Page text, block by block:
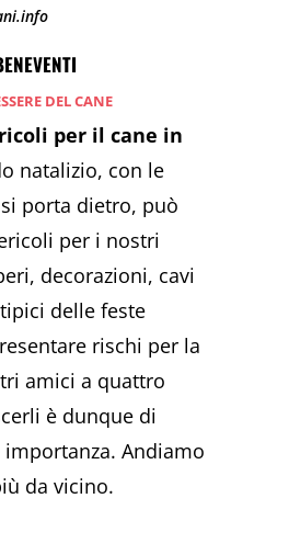
DEL CANE
per il cane in
natalizio, con le
porta dietro, può
per i nostri
decorazioni, cavi
delle feste
rischi per la
amici a quattro
è dunque di
Andiamo
da vicino.